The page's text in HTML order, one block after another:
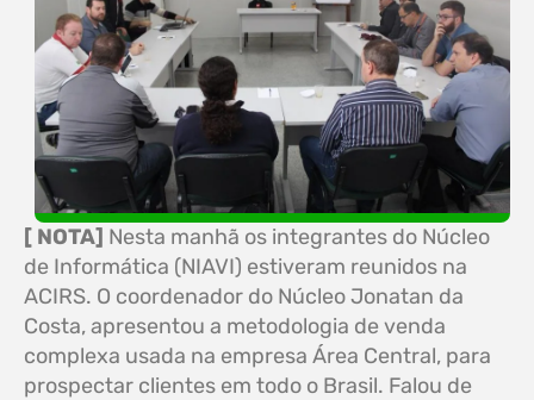
[ NOTA] Nesta manhã os integrantes do Núcleo
de Informática (NIAVI) estiveram reunidos na
ACIRS. O coordenador do Núcleo Jonatan da
Costa, apresentou a metodologia de venda
complexa usada na empresa Área Central, para
prospectar clientes em todo o Brasil. Falou de